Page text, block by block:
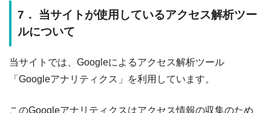
7． 当サイトが使用しているアクセス解析ツー
ルについて
当サイトでは、Googleによるアクセス解析ツール
「Googleアナリティクス」を利用しています。
このGoogleアナリティクスはアクセス情報の収集のため